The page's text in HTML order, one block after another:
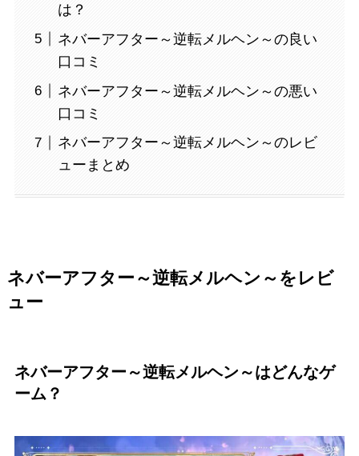
は？
ネバーアフター～逆転メルヘン～の良い
口コミ
ネバーアフター～逆転メルヘン～の悪い
口コミ
ネバーアフター～逆転メルヘン～のレビ
ューまとめ
ネバーアフター～逆転メルヘン～をレビ
ュー
ネバーアフター～逆転メルヘン～はどんなゲ
ーム？